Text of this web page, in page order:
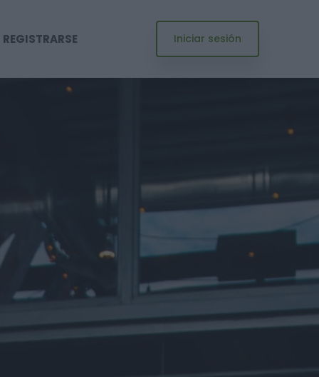
REGISTRARSE Iniciar sesión